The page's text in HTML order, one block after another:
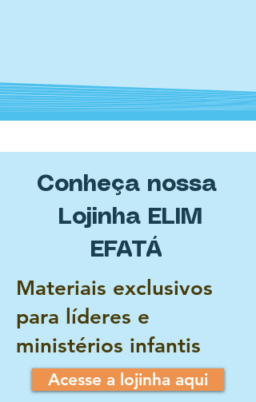
Conheça nossa
Lojinha ELIM
EFATÁ
Materiais exclusivos
para líderes e
ministérios infantis
Acesse a lojinha aqui